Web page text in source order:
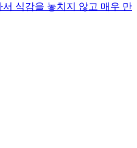
식감을 놓치지 않고 매우 만